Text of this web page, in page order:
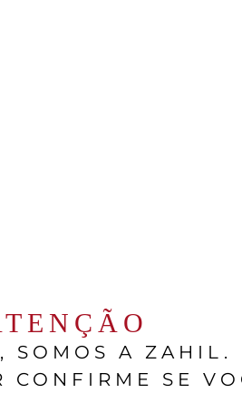
que pode variar entre
Bolotas são utilizadas
a carne
e tantas outras receitas!
a
em sabor e de
não os Alentejanos.
, vinícola que passou a fazer
Luis Cabral de
dos vinhos.
já no nome faz
SOMOS A ZAHIL.
CONFIRME SE